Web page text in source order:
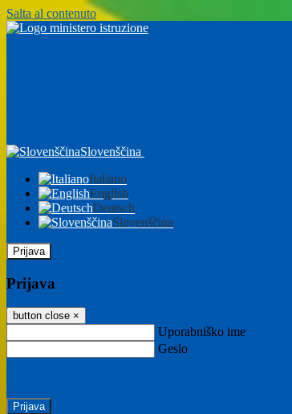
Salta al contenuto
Slovenščina
Italiano
English
Deutsch
Slovenščina
Prijava
Prijava
button close ×
Uporabniško ime
Geslo